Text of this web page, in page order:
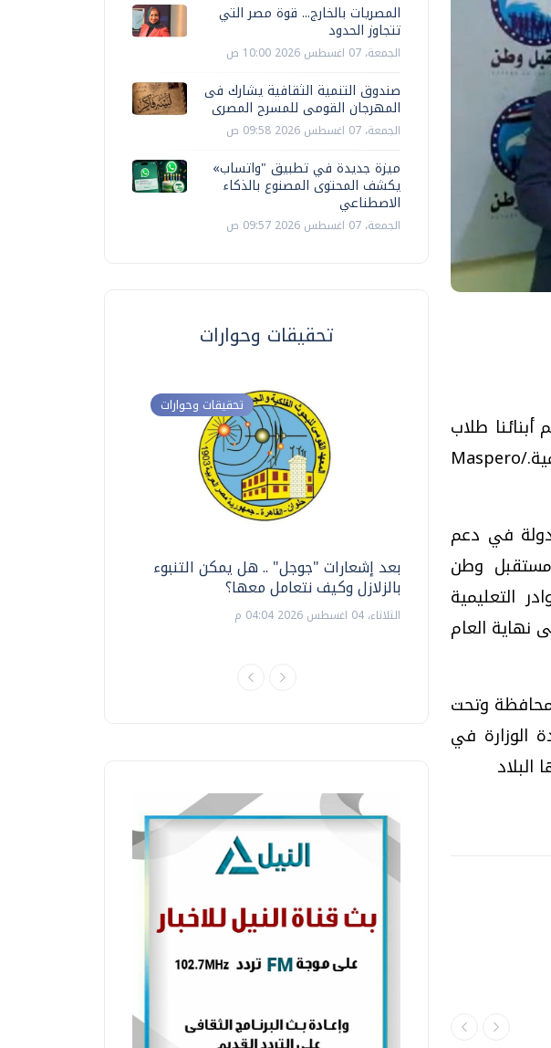
طلاب
الثانوية العامة بدأ حزب "مستقبل وطن بالفيوم في بث قناة مستقبل وطن التعليمية./Maspero
في دعم
مستقبل وطن
التعليمية
نهاية العام
وتحت
الوزارة في
المصريات بالخارج... قوة مصر التي
تتجاوز الحدود
الجمعة، 07 اغسطس 2026 10:00 ص
صندوق التنمية الثقافية يشارك فى
المهرجان القومى للمسرح المصرى
الجمعة، 07 اغسطس 2026 09:58 ص
ميزة جديدة في تطبيق "واتساب»
يكشف المحتوى المصنوع بالذكاء
الاصطناعي
الجمعة، 07 اغسطس 2026 09:57 ص
تحقيقات وحوارات
تحقيقات وحوارات
بعد إشعارات "جوجل" .. هل يمكن التنبوء
بالزلازل وكيف نتعامل معها؟
الثلاثاء، 04 اغسطس 2026 04:04 م
.. تساؤلات